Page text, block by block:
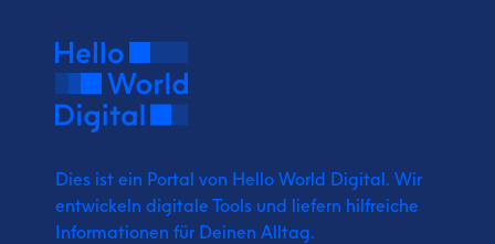
Dies ist ein Portal von Hello World Digital. Wir
entwickeln digitale Tools und liefern hilfreiche
Informationen für Deinen Alltag.